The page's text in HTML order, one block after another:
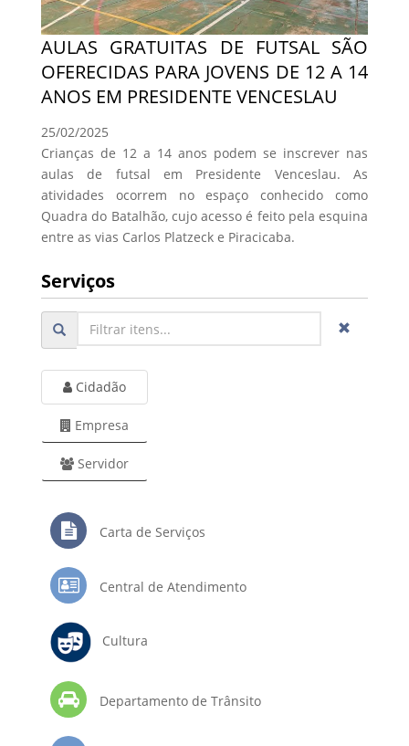
AULAS GRATUITAS DE FUTSAL SÃO
OFERECIDAS PARA JOVENS DE 12 A 14
ANOS EM PRESIDENTE VENCESLAU
25/02/2025
Crianças de 12 a 14 anos podem se inscrever nas
aulas de futsal em Presidente Venceslau. As
atividades ocorrem no espaço conhecido como
Quadra do Batalhão, cujo acesso é feito pela esquina
entre as vias Carlos Platzeck e Piracicaba.
Serviços
Cidadão
Empresa
Servidor
Carta de Serviços
Central de Atendimento
Cultura
Departamento de Trânsito